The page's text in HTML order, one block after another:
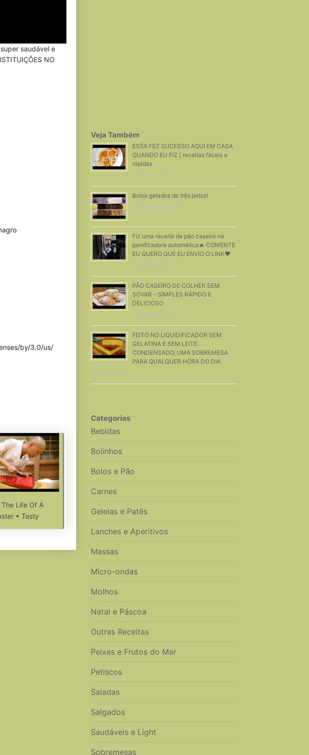
saudável e
NO
by/3.0/us/
The Life Of A
• Tasty
Veja Também
ESSA FEZ SUCESSO AQUI EM CASA
QUANDO EU FIZ | receitas fáceis e
rápidas
18 Março, 2025
Bolos gelados de três jeitos!
12 Dezembro, 2019
Fiz uma receita de pão caseiro na
panificadora automática🔥 COMENTE
EU QUERO QUE EU ENVIO O LINK❤️
6 Agosto, 2025
PÃO CASEIRO DE COLHER SEM
SOVAR – SIMPLES RÁPIDO E
DELICIOSO
5 Fevereiro, 2026
FEITO NO LIQUIDIFICADOR SEM
GELATINA E SEM LEITE
CONDENSADO, UMA SOBREMESA
PARA QUALQUER HORA DO DIA
19 Maio, 2020
Categorias
Bebidas
Bolinhos
Bolos e Pão
Carnes
Geleias e Patês
Lanches e Aperitivos
Massas
Micro-ondas
Molhos
Natal e Páscoa
Outras Receitas
Peixes e Frutos do Mar
Petiscos
Saladas
Salgados
Saudáveis e Light
Sobremesas